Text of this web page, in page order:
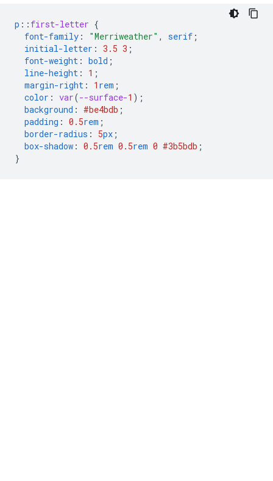
p :: first-letter {
font-family : "Merriweather" , serif ;
initial-letter : 3.5 3 ;
font-weight : bold ;
line-height : 1 ;
margin-right : 1 rem ;
color : var(--surface-1 );
background : #be4bdb ;
padding : 0.5rem ;
border-radius : 5px ;
box-shadow : 0.5rem 0.5rem 0 #3b5bdb ;
}